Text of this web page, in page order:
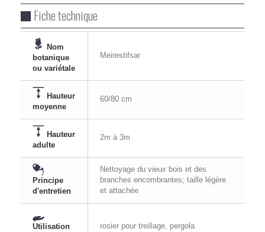
Fiche technique
Nom
botanique
ou variétale
Meirestifsar
Hauteur
moyenne
60/80 cm
Hauteur
adulte
2m à 3m
Principe
d'entretien
Nettoyage du vieux bois et des
branches encombrantes; taille légère
et attachée
Utilisation
rosier pour treillage, pergola